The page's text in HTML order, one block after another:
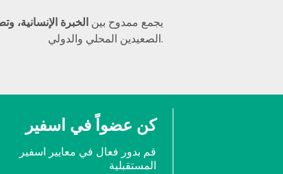
يجمع ممدوح بين الخبرة الإنسانية،
الصعيدين المحلي والدولي.
كن عضواً في اسفير
قم بدور فعال في معايير اسفير
المستقبلية